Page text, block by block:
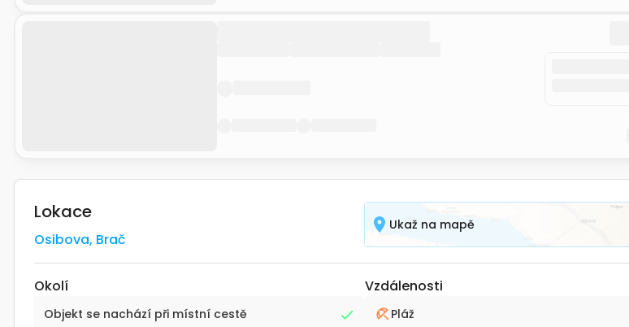
Lokace
Osibova, Brač
Ukaž na mapě
Okolí
Objekt se nachází při místní cestě
Vzdálenosti
Pláž